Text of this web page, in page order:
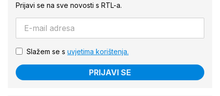
Prijavi se na sve novosti s RTL-a.
Slažem se s uvjetima korištenja.
PRIJAVI SE